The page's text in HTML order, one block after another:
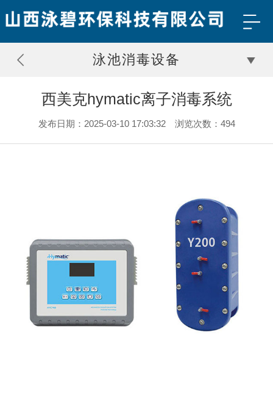
泳池消毒设备
西美克hymatic离子消毒系统
发布日期：2025-03-10 17:03:32 浏览次数：494